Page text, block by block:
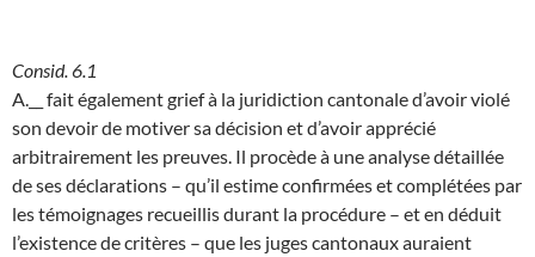
Consid. 6.1
A.__ fait également grief à la juridiction cantonale d’avoir violé
son devoir de motiver sa décision et d’avoir apprécié
arbitrairement les preuves. Il procède à une analyse détaillée
de ses déclarations – qu’il estime confirmées et complétées par
les témoignages recueillis durant la procédure – et en déduit
l’existence de critères – que les juges cantonaux auraient